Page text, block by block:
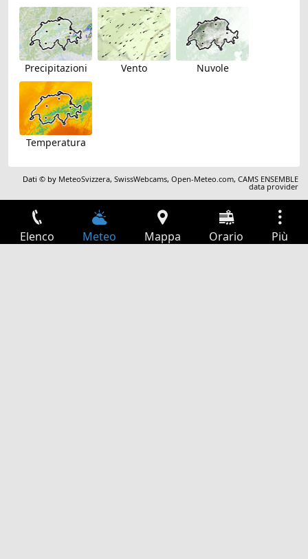
Precipitazioni Vento Nuvole
Temperatura
Dati © by MeteoSvizzera,SwissWebcams,Open-Meteo.com,CAMS ENSEMBLE
data provider
Elenco Meteo Mappa Orario Più